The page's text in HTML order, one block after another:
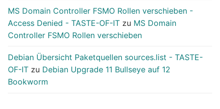
MS Domain Controller FSMO Rollen verschieben -
Access Denied - TASTE-OF-IT zu MS Domain
Controller FSMO Rollen verschieben
Debian Übersicht Paketquellen sources.list - TASTE-
OF-IT zu Debian Upgrade 11 Bullseye auf 12
Bookworm